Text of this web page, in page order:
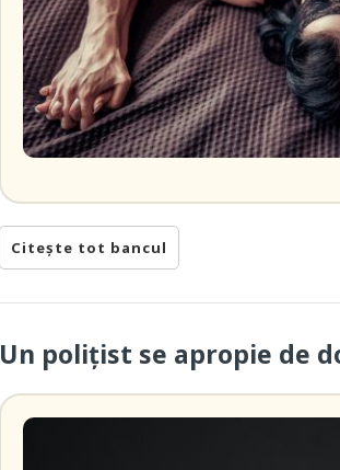
Citește tot bancul
Un polițist se apropie de